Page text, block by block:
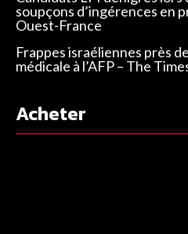
soupçons d’ingérences en
Ouest-France
Frappes israéliennes près
médicale à l’AFP – The
Acheter